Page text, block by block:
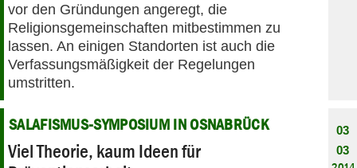
vor den Gründungen angeregt, die
Religionsgemeinschaften mitbestimmen zu
lassen. An einigen Standorten ist auch die
Verfassungsmäßigkeit der Regelungen
umstritten.
SALAFISMUS-SYMPOSIUM IN OSNABRÜCK
Viel Theorie, kaum Ideen für
03
03